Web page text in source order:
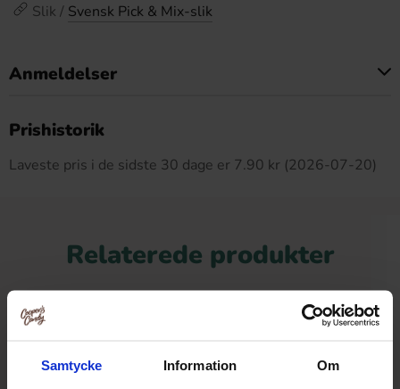
Samtycke Information Om
Slik / Svensk Pick & Mix-slik
Anmeldelser
Prishistorik
Laveste pris i de sidste 30 dage er 7.90 kr (2026-07-20)
Relaterede produkter
-43%